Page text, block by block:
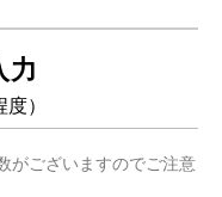
力
）
がございますのでご注意